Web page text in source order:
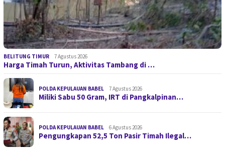
BELITUNG TIMUR 7 Agustus 2026
Harga Timah Turun, Aktivitas Tambang di …
POLDA KEPULAUAN BABEL 7 Agustus 2026
Miliki Sabu 50 Gram, IRT di Pangkalpinan…
POLDA KEPULAUAN BABEL 6 Agustus 2026
Pengungkapan 52,5 Ton Pasir Timah Ilegal…